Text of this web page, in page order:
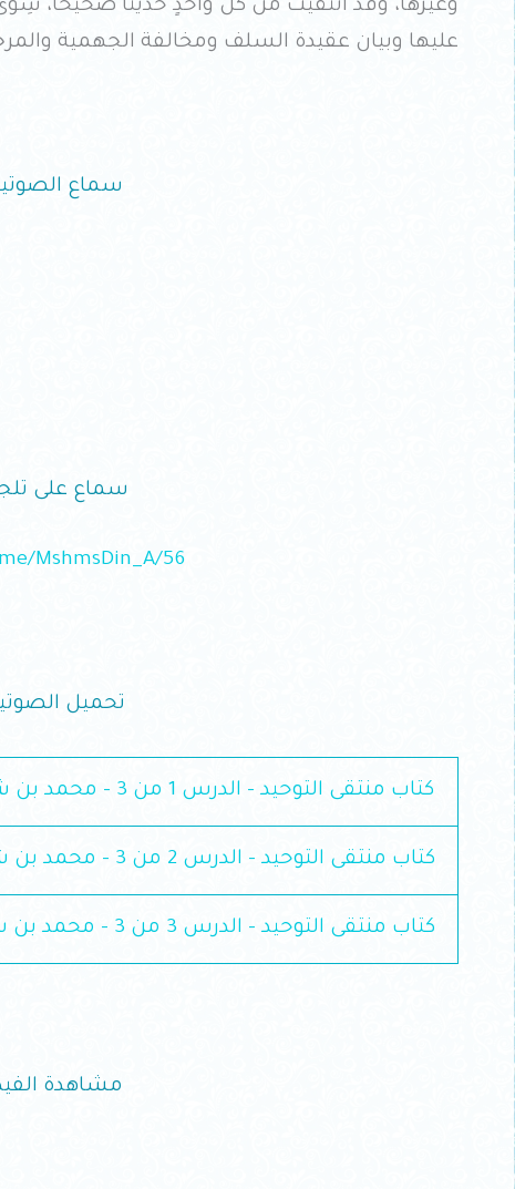
وغيرها، وقد انتقيتُ من كلِّ واحدٍ حديثًا صحيحًا، سِوى
عليها وبيان عقيدة السلف ومخالفة الجهمية
سماع
سماع على
MshmsDin_A/56
تحميل
كتاب منتقى التوحيد – الدرس 1 من 3 – محمد بن شمس الدين.mp3
كتاب منتقى التوحيد – الدرس 2 من 3 – محمد بن شمس الدين.mp3
كتاب منتقى التوحيد – الدرس 3 من 3 – محمد بن شمس الدين.mp3
مشاهدة